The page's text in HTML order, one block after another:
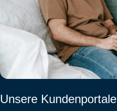
Unsere Kundenportale